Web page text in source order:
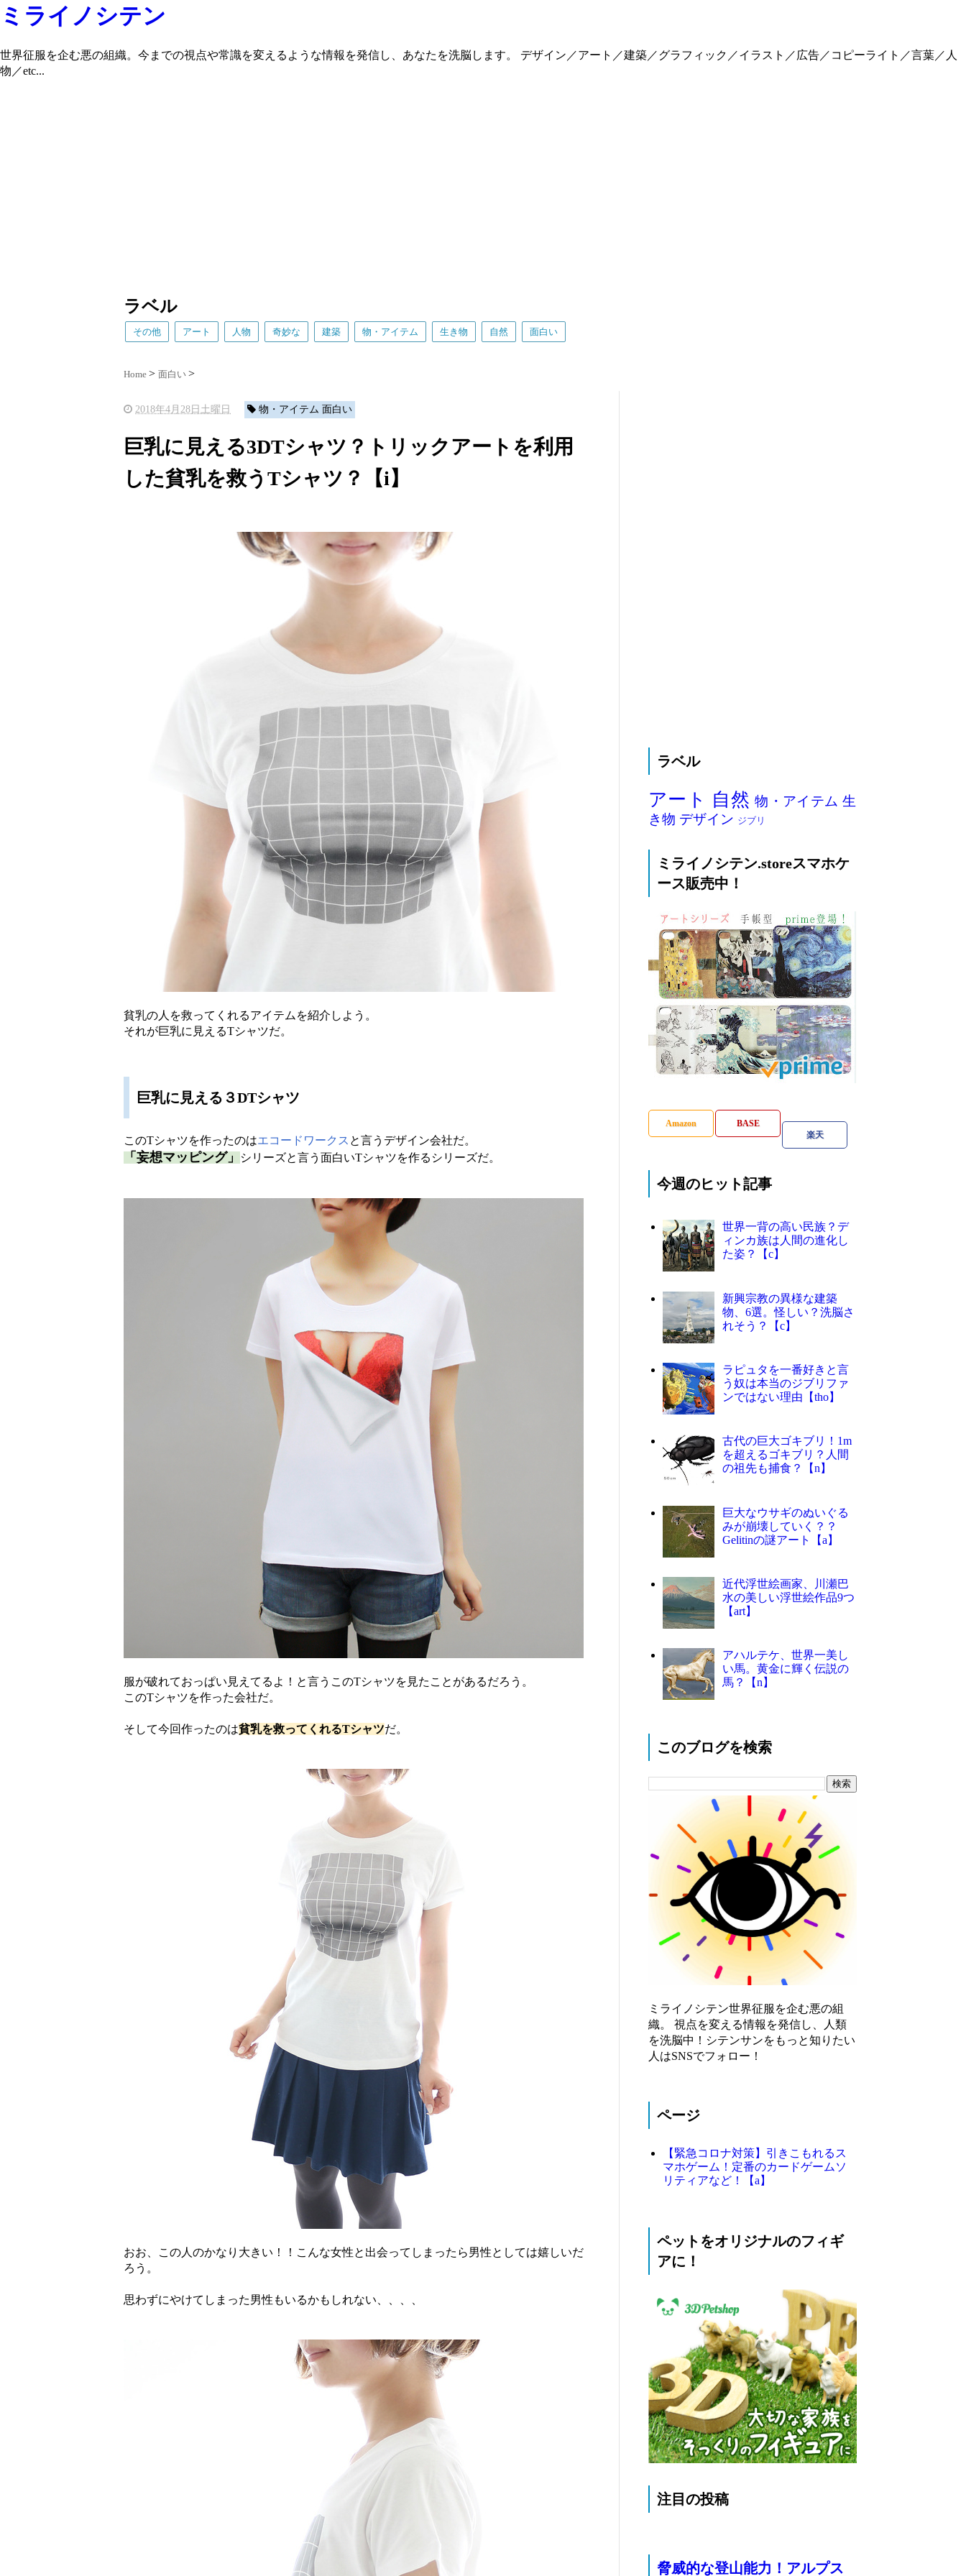
ミライノシテン
世界征服を企む悪の組織。今までの視点や常識を変えるような情報を発信し、あなたを洗脳します。 デザイン／アート／建築／グラフィック／イラスト／広告／コピーライト／言葉／人
物／etc...
ラベル
その他 アート 人物 奇妙な 建築 物・アイテム 生き物 自然 面白い
Home 面白い
2018年4月28日土曜日 物・アイテム 面白い
巨乳に見える3DTシャツ？トリックアートを利用
した貧乳を救うTシャツ？【i】
貧乳の人を救ってくれるアイテムを紹介しよう。
それが巨乳に見えるTシャツだ。
巨乳に見える３DTシャツ
このTシャツを作ったのはエコードワークス と言うデザイン会社だ。
「妄想マッピング」 シリーズと言う面白いTシャツを作るシリーズだ。
服が破れておっぱい見えてるよ！と言うこのTシャツを見たことがあるだろう。
このTシャツを作った会社だ。
そして今回作ったのは貧乳を救ってくれるTシャツだ。
おお、この人のかなり大きい！！こんな女性と出会ってしまったら男性としては嬉しいだ
ろう。
思わずにやけてしまった男性もいるかもしれない、、、、
ラベル
アート 自然 物・アイテム 生
き物 デザイン ジブリ
ミライノシテン.storeスマホケ
ース販売中！
Amazon
BASE
楽天
今週のヒット記事
世界一背の高い民族？デ
ィンカ族は人間の進化し
た姿？【c】
新興宗教の異様な建築
物、6選。怪しい？洗脳さ
れそう？【c】
ラピュタを一番好きと言
う奴は本当のジブリファ
ンではない理由【tho】
古代の巨大ゴキブリ！1m
を超えるゴキブリ？人間
の祖先も捕食？【n】
巨大なウサギのぬいぐる
みが崩壊していく？？
Gelitinの謎アート【a】
近代浮世絵画家、川瀬巴
水の美しい浮世絵作品9つ
【art】
アハルテケ、世界一美し
い馬。黄金に輝く伝説の
馬？【n】
このブログを検索
ミライノシテン世界征服を企む悪の組
織。 視点を変える情報を発信し、人類
を洗脳中！シテンサンをもっと知りたい
人はSNSでフォロー！
ページ
【緊急コロナ対策】引きこもれるス
マホゲーム！定番のカードゲームソ
リティアなど！【a】
ペットをオリジナルのフィギ
アに！
注目の投稿
脅威的な登山能力！アルプス